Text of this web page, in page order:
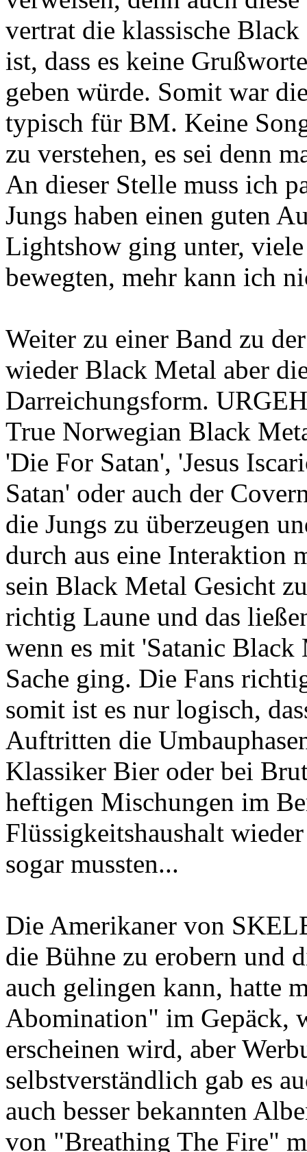
vertrat die klassische
ist, dass es keine
geben würde. Somit war
typisch für BM. Keine
zu verstehen, es sei denn
An dieser Stelle muss ich
Jungs haben einen guten
Lightshow ging unter,
bewegten, mehr kann ich
Weiter zu einer Band zu
wieder Black Metal aber
Darreichungsform.
True Norwegian Black
'Die For Satan', 'Jesus
Satan' oder auch der
die Jungs zu überzeugen
durch aus eine Interaktion
sein Black Metal Gesicht
richtig Laune und das
wenn es mit 'Satanic
Sache ging. Die Fans
somit ist es nur logisch,
Auftritten die
Klassiker Bier oder bei
heftigen Mischungen im
Flüssigkeitshaushalt
sogar mussten...
Die Amerikaner von
die Bühne zu erobern und
auch gelingen kann, hatte
Abomination" im Gepäck,
erscheinen wird, aber
selbstverständlich gab es
auch besser bekannten
von "Breathing The Fire"